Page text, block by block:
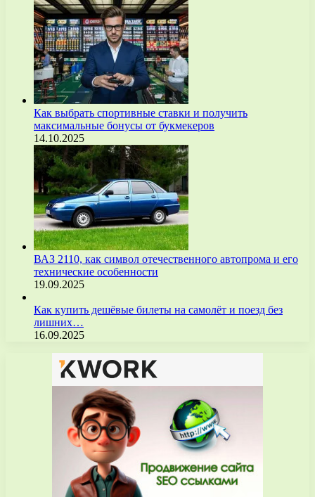
Как выбрать спортивные ставки и получить
максимальные бонусы от букмекеров
14.10.2025
ВАЗ 2110, как символ отечественного автопрома и его
технические особенности
19.09.2025
Как купить дешёвые билеты на самолёт и поезд без
лишних…
16.09.2025